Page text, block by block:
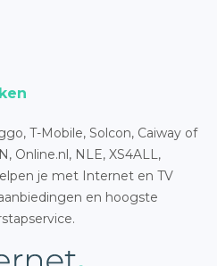
T-Mobile, Solcon, Caiway of
Online.nl, NLE, XS4ALL,
je met Internet en TV
en hoogste